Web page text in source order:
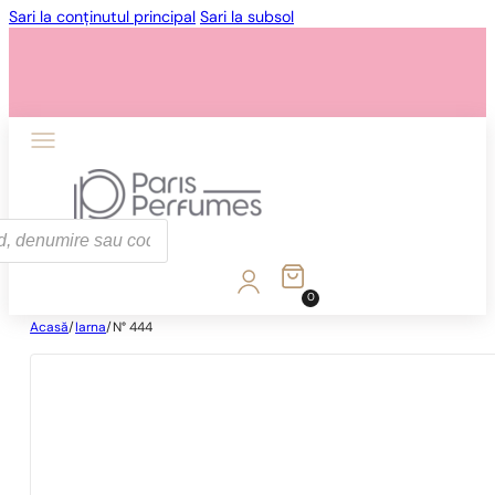
Sari la conținutul principal Sari la subsol
0
Acasă/ Iarna/ N° 444